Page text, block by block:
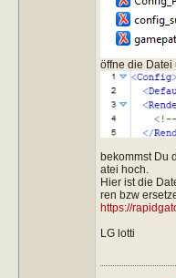
öffne die Datei
bekommst Du
atei hoch.
Hier ist die
ren bzw
https://
LG lotti